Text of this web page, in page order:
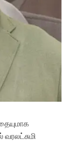
வரலட்சுமி